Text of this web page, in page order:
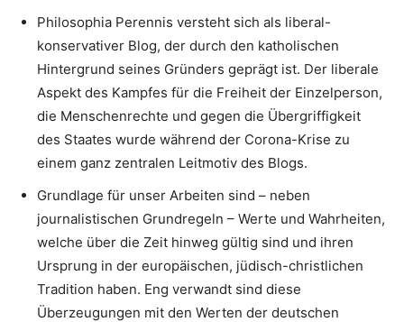
Philosophia Perennis versteht sich als liberal-
konservativer Blog, der durch den katholischen
Hintergrund seines Gründers geprägt ist. Der liberale
Aspekt des Kampfes für die Freiheit der Einzelperson,
die Menschenrechte und gegen die Übergriffigkeit
des Staates wurde während der Corona-Krise zu
einem ganz zentralen Leitmotiv des Blogs.
Grundlage für unser Arbeiten sind – neben
journalistischen Grundregeln – Werte und Wahrheiten,
welche über die Zeit hinweg gültig sind und ihren
Ursprung in der europäischen, jüdisch-christlichen
Tradition haben. Eng verwandt sind diese
Überzeugungen mit den Werten der deutschen